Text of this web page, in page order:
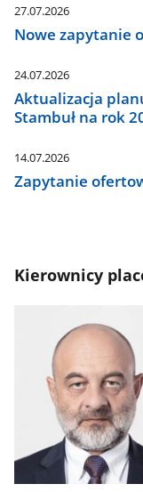
27.07.2026
Nowe zapytanie
24.07.2026
Aktualizacja
Stambuł na rok
14.07.2026
Zapytanie
Kierownicy